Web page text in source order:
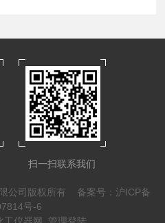
扫一扫联系我们
公司版权所有 备案号：沪ICP备
号-6